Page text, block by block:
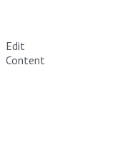
Edit
Content